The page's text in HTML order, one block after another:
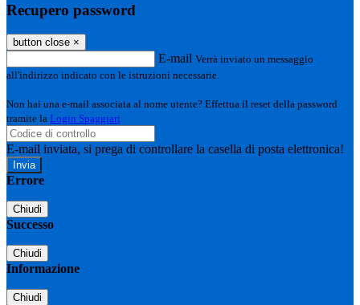
Recupero password
button close ×
E-mail Verrà inviato un messaggio
all'indirizzo indicato con le istruzioni necessarie.
Non hai una e-mail associata al nome utente? Effettua il reset della password
tramite la Login Spaggiari
E-mail inviata, si prega di controllare la casella di posta elettronica!
Errore
Chiudi
Successo
Chiudi
Informazione
Chiudi